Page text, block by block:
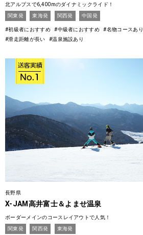
北アルプスで6,400mのダイナミックライド！
関東発
東海発 関西発 中国発
#初級者におすすめ #中級者におすすめ #名物コースあり
#滑走距離が長い
#温泉施設あり
長野県
X-JAM高井富士＆よませ温泉
ボーダーメインのコースレイアウトで人気！
関東発
関西発 東海発